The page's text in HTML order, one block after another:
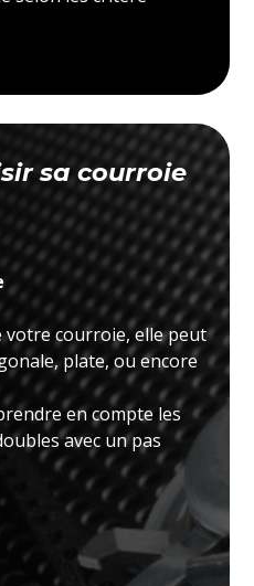
sa courroie
votre courroie, elle peut
plate, ou encore
en compte les
avec un pas